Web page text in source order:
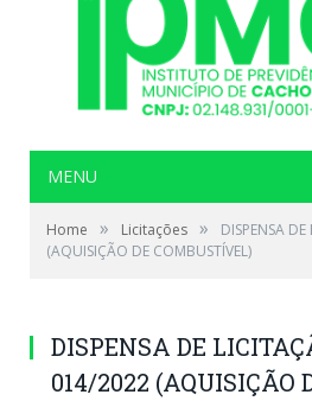
MENU
Home » Licitações »
DISPENSA
(AQUISIÇÃO DE COMBUSTÍVEL)
DISPENSA DE
014/2022 (AQUISIÇÃO